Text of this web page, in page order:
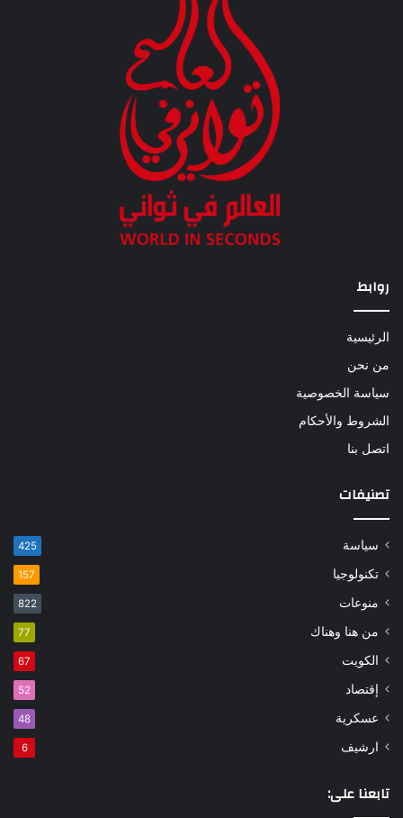
روابط
الرئيسية
من نحن
سياسة الخصوصية
الشروط والأحكام
اتصل بنا
تصنيفات
سياسة 425
تكنولوجيا 157
منوعات 822
من هنا وهناك 77
الكويت 67
إقتصاد 52
عسكرية 48
ارشيف 6
تابعنا على: